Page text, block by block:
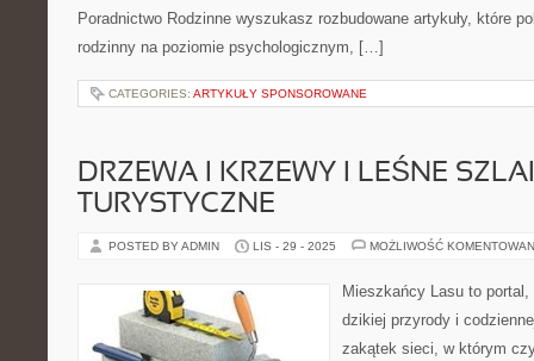
Poradnictwo Rodzinne wyszukasz rozbudowane artykuły, które
rodzinny na poziomie psychologicznym, […]
CATEGORIES: ARTYKUŁY SPONSOROWANE
DRZEWA I KRZEWY I LEŚNE
TURYSTYCZNE
POSTED BY ADMIN LIS - 29 - 2025 MOŻLIWOŚĆ
Mieszkańcy Lasu to
dzikiej przyrody i
zakątek sieci, w którym